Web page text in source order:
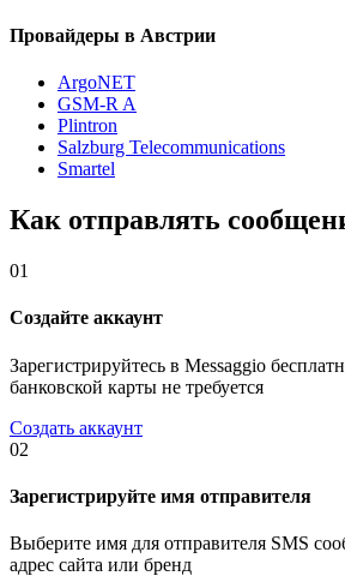
Провайдеры в Австрии
ArgoNET
GSM-R A
Plintron
Salzburg Telecommunications
Smartel
Как отправлять
01
Создайте аккаунт
Зарегистрируйтесь в Messaggio
банковской карты не требуется
Создать аккаунт
02
Зарегистрируйте имя отправителя
Выберите имя для отправителя SMS
адрес сайта или бренд